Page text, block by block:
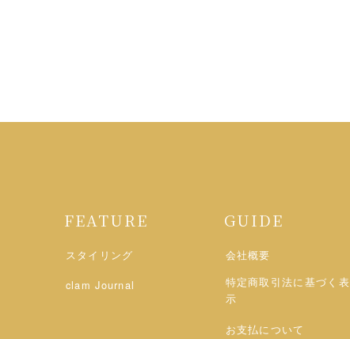
FEATURE
スタイリング
clam Journal
GUIDE
会社概要
特定商取引法に基づく表
示
お支払について